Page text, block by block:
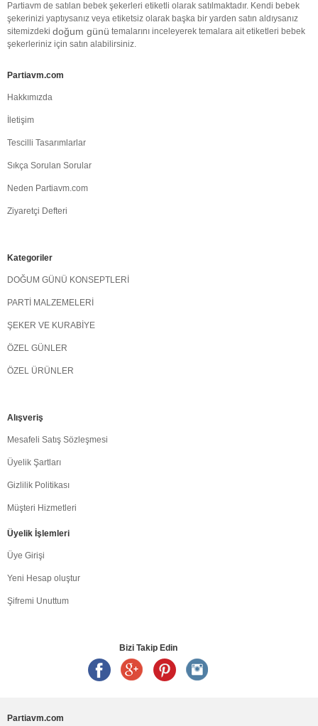
Partiavm de satılan bebek şekerleri etiketli olarak satılmaktadır. Kendi bebek
şekerinizi yaptıysanız veya etiketsiz olarak başka bir yarden satın aldıysanız
sitemizdeki doğum günü temalarını inceleyerek temalara ait etiketleri bebek
şekerleriniz için satın alabilirsiniz.
Partiavm.com
Hakkımızda
İletişim
Tescilli Tasarımlarlar
Sıkça Sorulan Sorular
Neden Partiavm.com
Ziyaretçi Defteri
Kategoriler
DOĞUM GÜNÜ KONSEPTLERİ
PARTİ MALZEMELERİ
ŞEKER VE KURABİYE
ÖZEL GÜNLER
ÖZEL ÜRÜNLER
Alışveriş
Mesafeli Satış Sözleşmesi
Üyelik Şartları
Gizlilik Politikası
Müşteri Hizmetleri
Üyelik İşlemleri
Üye Girişi
Yeni Hesap oluştur
Şifremi Unuttum
Bizi Takip Edin
Partiavm.com